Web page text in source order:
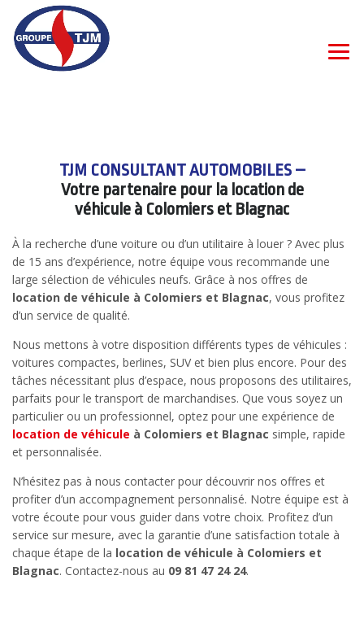
TJM CONSULTANT AUTOMOBILES –
Votre partenaire pour la location de
véhicule à Colomiers et Blagnac
À la recherche d’une voiture ou d’un utilitaire à louer ? Avec plus
de 15 ans d’expérience, notre équipe vous recommande une
large sélection de véhicules neufs. Grâce à nos offres de
location de véhicule à Colomiers et Blagnac, vous profitez
d’un service de qualité.
Nous mettons à votre disposition différents types de véhicules :
voitures compactes, berlines, SUV et bien plus encore. Pour des
tâches nécessitant plus d’espace, nous proposons des utilitaires,
parfaits pour le transport de marchandises. Que vous soyez un
particulier ou un professionnel, optez pour une expérience de
location de véhicule à Colomiers et Blagnac simple, rapide
et personnalisée.
N’hésitez pas à nous contacter pour découvrir nos offres et
profiter d’un accompagnement personnalisé. Notre équipe est à
votre écoute pour vous guider dans votre choix. Profitez d’un
service sur mesure, avec la garantie d’une satisfaction totale à
chaque étape de la location de véhicule à Colomiers et
Blagnac. Contactez-nous au 09 81 47 24 24.